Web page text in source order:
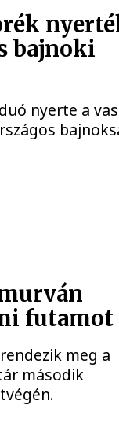
bajnoki
nyerte a
futamot
meg a
második